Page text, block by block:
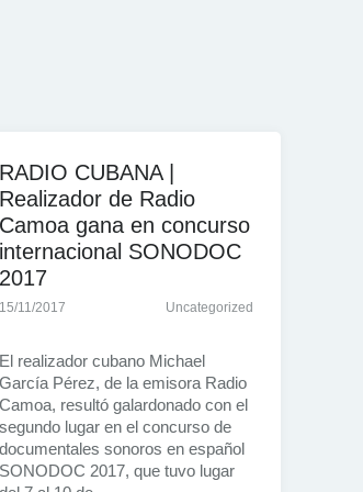
RADIO CUBANA |
Realizador de Radio
Camoa gana en concurso
internacional SONODOC
2017
15/11/2017 Uncategorized
El realizador cubano Michael
García Pérez, de la emisora Radio
Camoa, resultó galardonado con el
segundo lugar en el concurso de
documentales sonoros en español
SONODOC 2017, que tuvo lugar